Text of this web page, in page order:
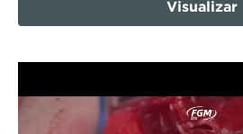
Visualizar